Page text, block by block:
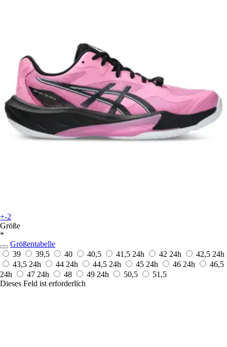
+-2
Größe
*
Größentabelle
39
39,5 40 40,5 41,5 24h 42 24h 42,5 24h
43,5 24h 44 24h 44,5 24h 45 24h 46 24h
46,5
24h
47 24h 48 49 24h 50,5
51,5
Dieses Feld ist erforderlich